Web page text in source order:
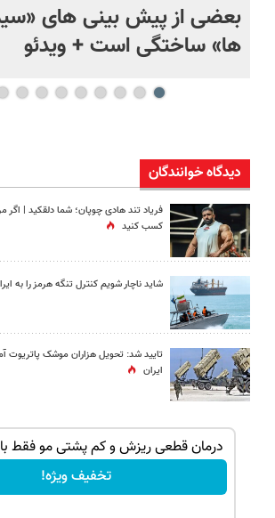
بعضی از پیش بینی های
ها» ساختگی است + ویدئو
دیدگاه خوانندگان
فریاد تند هادی چوپان؛‌ شما دلقکید | اگر
کسب کنید
شاید ناچار شویم کنترل تنگه هرمز را به
تایید شد: تحویل هزاران موشک پاتریوت
ایران
درمان قطعی ریزش و کم پشتی مو فقط
تخفیف ویژه!